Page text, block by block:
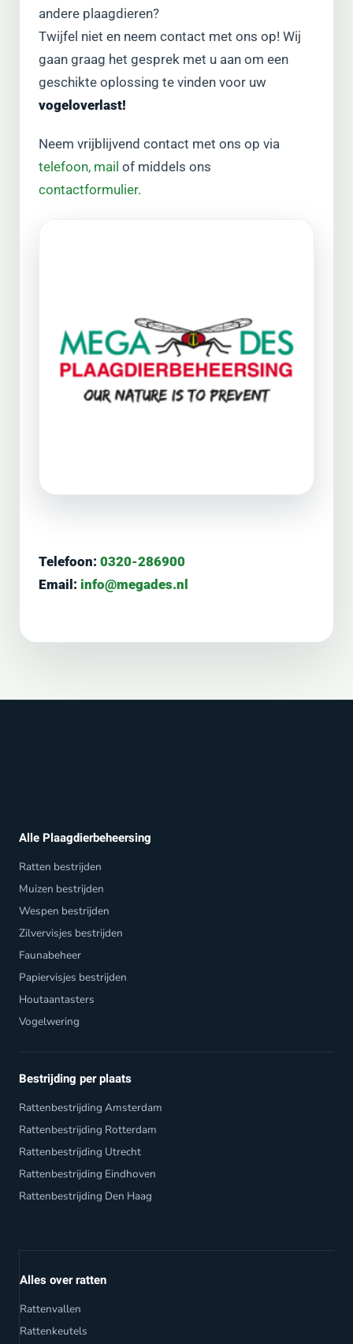
andere plaagdieren?
Twijfel niet en neem contact met ons op! Wij
gaan graag het gesprek met u aan om een
geschikte oplossing te vinden voor uw
vogeloverlast!
Neem vrijblijvend contact met ons op via
telefoon, mail of middels ons
contactformulier.
Telefoon: 0320-286900
Email: info@megades.nl
Alle Plaagdierbeheersing
Ratten bestrijden
Muizen bestrijden
Wespen bestrijden
Zilvervisjes bestrijden
Faunabeheer
Papiervisjes bestrijden
Houtaantasters
Vogelwering
Bestrijding per plaats
Rattenbestrijding Amsterdam
Rattenbestrijding Rotterdam
Rattenbestrijding Utrecht
Rattenbestrijding Eindhoven
Rattenbestrijding Den Haag
Alles over ratten
Rattenvallen
Rattenkeutels